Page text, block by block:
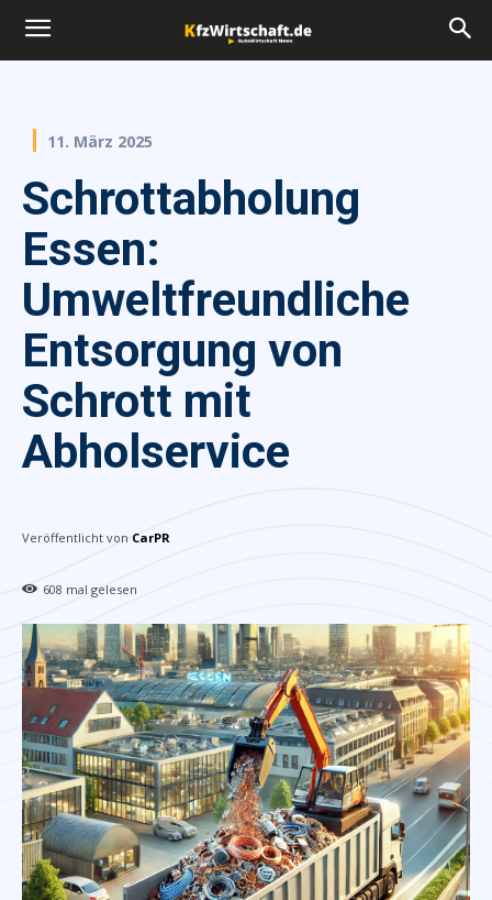
11. März 2025
Schrottabholung
Essen:
Umweltfreundliche
Entsorgung von
Schrott mit
Abholservice
Veröffentlicht von CarPR
608 mal gelesen